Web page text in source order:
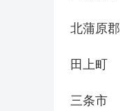
北蒲原
田上町
三条市